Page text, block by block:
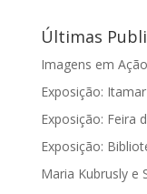
Últimas
Imagens em
Exposição:
Exposição: Feira
Exposição:
Maria Kubrusly e